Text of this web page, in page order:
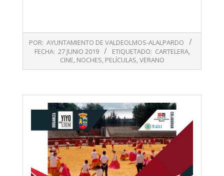
06-
POR: AYUNTAMIENTO DE VALDEOLMOS-ALALPARDO
FECHA: 27 JUNIO 2019 ETIQUETADO: CARTELERA,
CINE, NOCHES, PELÍCULAS,VERANO